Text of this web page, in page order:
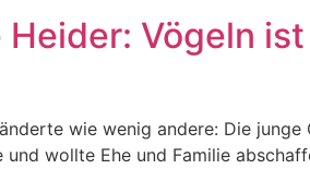
Vögeln
wie wenig andere: Die
wollte Ehe und Familie